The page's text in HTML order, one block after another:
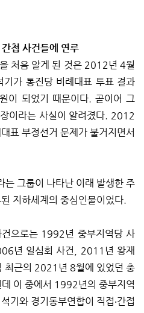
첩 사건들에 연루
처음 알게 된 것은 2012년 4월
가 통진당 비례대표 투표 결과
이 되었기 때문이다. 곧이어 그
이라는 사실이 알려졌다. 2012
표 부정선거 문제가 불거지면서
는 그룹이 나타난 이래 발생한 주
지하세계의 중심인물이었다.
으로는 1992년 중부지역당 사
년 일심회 사건, 2011년 왕재
최근의 2021년 8월에 있었던 충
이 중에서 1992년의 중부지역
기와 경기동부연합이 직접‧간접